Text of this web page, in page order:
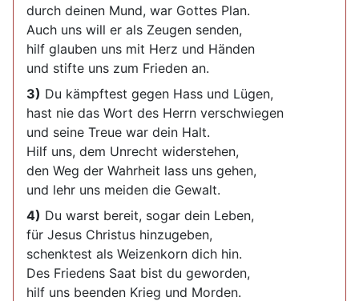
durch deinen Mund, war Gottes Plan.
Auch uns will er als Zeugen senden,
hilf glauben uns mit Herz und Händen
und stifte uns zum Frieden an.
3) Du kämpftest gegen Hass und Lügen,
hast nie das Wort des Herrn verschwiegen
und seine Treue war dein Halt.
Hilf uns, dem Unrecht widerstehen,
den Weg der Wahrheit lass uns gehen,
und lehr uns meiden die Gewalt.
4) Du warst bereit, sogar dein Leben,
für Jesus Christus hinzugeben,
schenktest als Weizenkorn dich hin.
Des Friedens Saat bist du geworden,
hilf uns beenden Krieg und Morden.